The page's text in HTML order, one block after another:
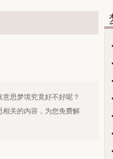
思梦境究竟好不好呢？
关的内容，为您免费解